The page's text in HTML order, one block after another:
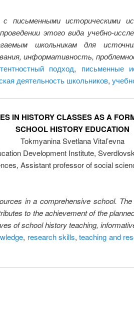
историческими
этого вида учебно-
школьникам для
информативность,
подход, письменные
деятельность школьников,
IN HISTORY CLASSES AS A
SCHOOL HISTORY EDUCATION
Tokmyanina Svetlana Vital’evna
Development Institute,
Assistant professor of social
in a comprehensive school.
to the achievement of the
of school history teaching,
, research skills,teaching and